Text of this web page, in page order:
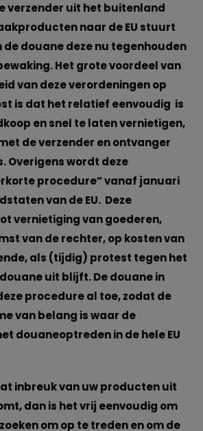
verzender uit het buitenland
naar de EU stuurt
de douane deze nu tegenhouden
Het grote voordeel van
van deze verordeningen op
is dat het relatief eenvoudig is
en snel te laten vernietigen,
de verzender en ontvanger
Overigens wordt deze
procedure” vanaf januari
van de EU. Deze
vernietiging van goederen,
van de rechter, op kosten van
als (tijdig) protest tegen het
uit blijft. De douane in
procedure al toe, zodat de
van belang is waar de
douaneoptreden in de hele EU
inbreuk van uw producten uit
dan is het vrij eenvoudig om
om op te treden en om de